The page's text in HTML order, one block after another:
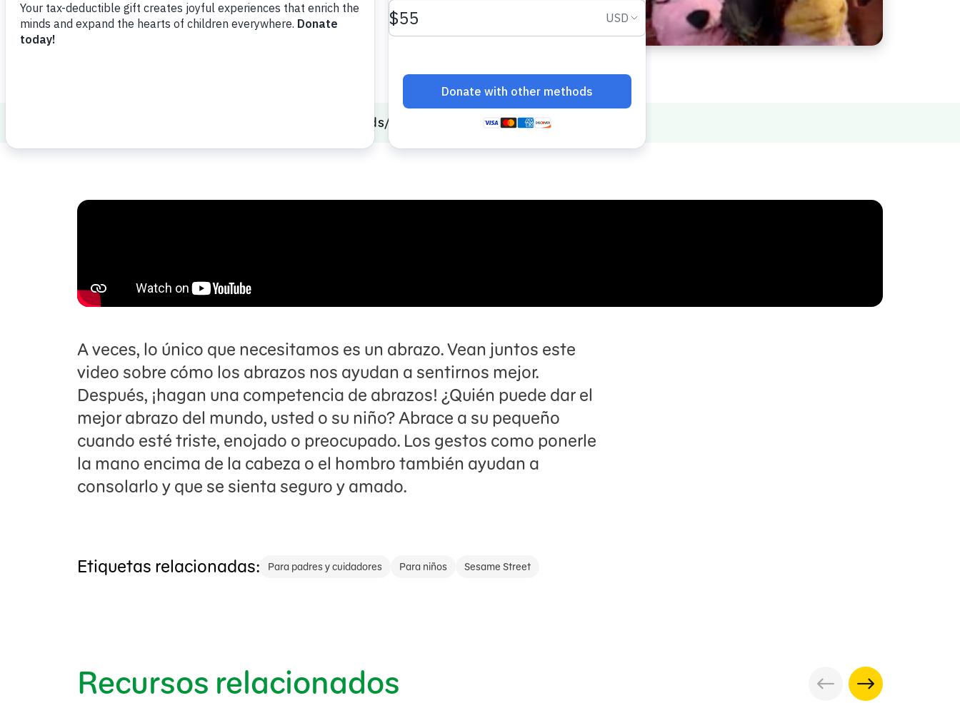
Dads El abrazo de Papá Oso
A veces, lo único que necesitamos es un abrazo. Vean juntos este
video sobre cómo los abrazos nos ayudan a sentirnos mejor.
Después, ¡hagan una competencia de abrazos! ¿Quién puede dar el
mejor abrazo del mundo, usted o su niño? Abrace a su pequeño
cuando esté triste, enojado o preocupado. Los gestos como ponerle
la mano encima de la cabeza o el hombro también ayudan a
consolarlo y que se sienta seguro y amado.
Etiquetas relacionadas: Para padres y cuidadores Para niños Sesame Street
Recursos relacionados